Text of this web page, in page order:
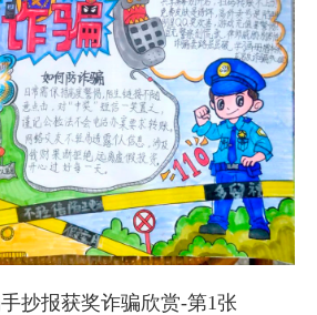
抄报获奖诈骗欣赏-第1张